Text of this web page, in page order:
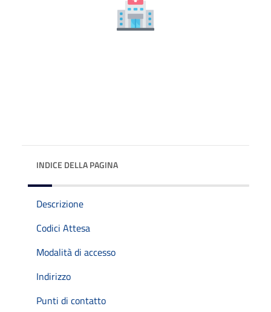
INDICE DELLA PAGINA
Descrizione
Codici Attesa
Modalità di accesso
Indirizzo
Punti di contatto